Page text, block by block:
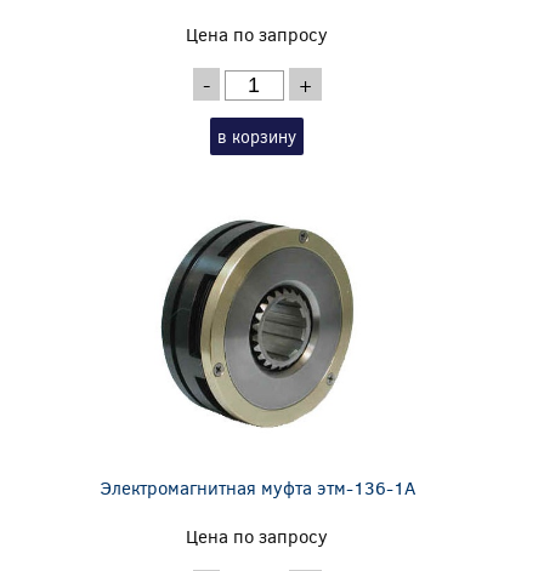
Цена по запросу
- +
в корзину
Электромагнитная муфта этм-136-1А
Цена по запросу